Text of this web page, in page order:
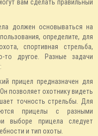
вам сделать правильный
должен основываться на
определите, для
спортивная стрельба,
то другое. Разные задачи
прицел предназначен для
позволяет охотнику видеть
точность стрельбы. Для
прицелы с разными
выборе прицела следует
и тип охоты.